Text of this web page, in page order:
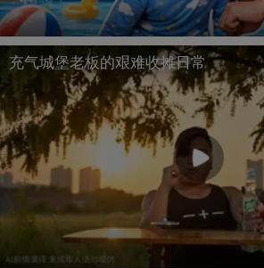
充气城堡老板的艰难收摊日常